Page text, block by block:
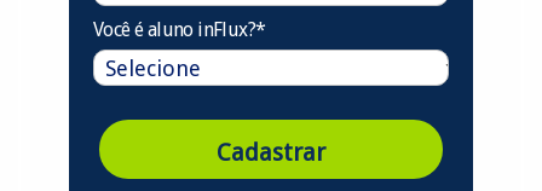
Você é aluno inFlux?*
Cadastrar